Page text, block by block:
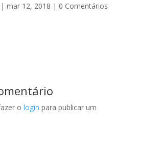
| mar 12, 2018 | 0 Comentários
o login para publicar um